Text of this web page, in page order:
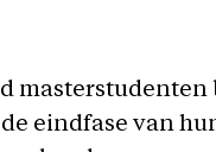
masterstudenten
eindfase van